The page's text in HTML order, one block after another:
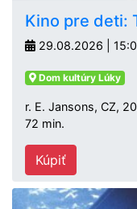
Kino pre deti:
29.08.2026 |
Dom kultúry Lúky
r. E. Jansons, CZ,
72 min.
Kúpiť